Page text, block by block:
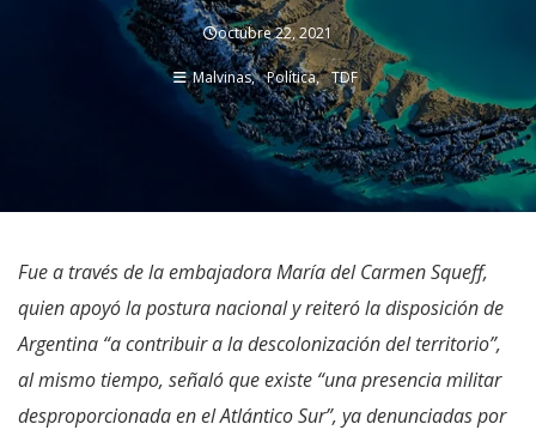
octubre 22, 2021
Malvinas Política TDF
Fue a través de la embajadora María del Carmen Squeff,
quien apoyó la postura nacional y reiteró la disposición de
Argentina “a contribuir a la descolonización del territorio”,
al mismo tiempo, señaló que existe “una presencia militar
desproporcionada en el Atlántico Sur”, ya denunciadas por